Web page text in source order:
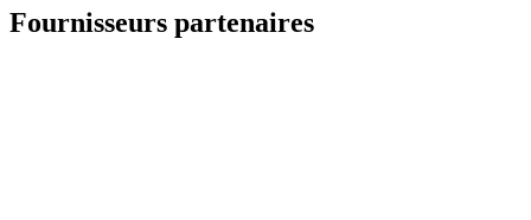
Fournisseurs partenaires